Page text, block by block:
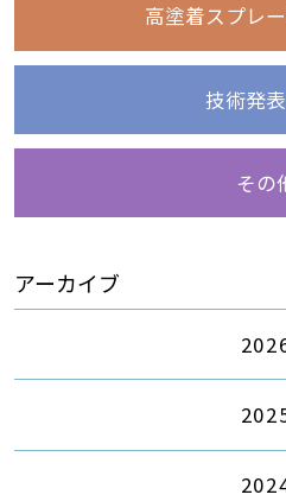
高塗着スプレ
技術発
その
アーカイブ